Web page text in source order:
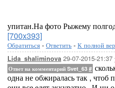
упитан.На фото Рыжему
[700x393]
Обратиться - Ответить - К полной
Lida_shaliminova 29-07-2015-21:37
Ответ на комментарий Svet_63 #
одна не обжиралась так , чтоб